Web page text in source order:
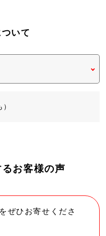
いて
お客様の声
ぜひお寄せくださ